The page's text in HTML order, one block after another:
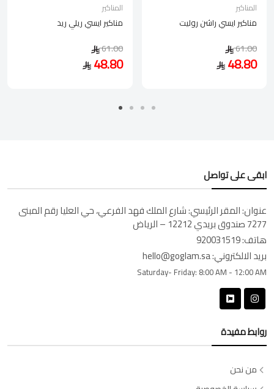
المناكير
مناكير ايسي ريلي ريد
61.00
48.80
المناكير
مناكير ايسي راشن روليت
61.00
48.80
ابقى على تواصل
عنوان:المقر الرئيسي: شارع الملك فهد الفرعي، حي العليا رقم المبنى
7277 صندوق بريدي 12212 – الرياض
هاتف:920031519
بريد الالكتروني:hello@goglam.sa
Saturday- Friday: 8:00 AM - 12:00 AM
روابط مفيدة
من نحن